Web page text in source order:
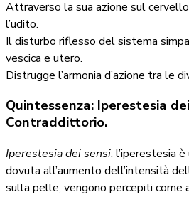
Attraverso la sua azione sul
l’udito.
Il disturbo riflesso del sistema
vescica e utero.
Distrugge l’armonia d’azione tra le
Quintessenza: Iperestesia
Contraddittorio.
Iperestesia dei sensi: l’iperestesia
dovuta all’aumento dell’intensità
sulla pelle, vengono percepiti come